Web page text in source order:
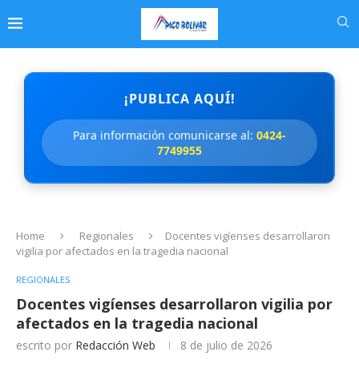
¡PUBLICA AQUÍ!
Para información comunicarse al: 0424-
7749955
Home Regionales
Docentes vigíenses desarrollaron
vigilia por afectados en la tragedia nacional
REGIONALES
Docentes vigíenses desarrollaron vigilia por
afectados en la tragedia nacional
escrito por Redacción Web 8 de julio de 2026